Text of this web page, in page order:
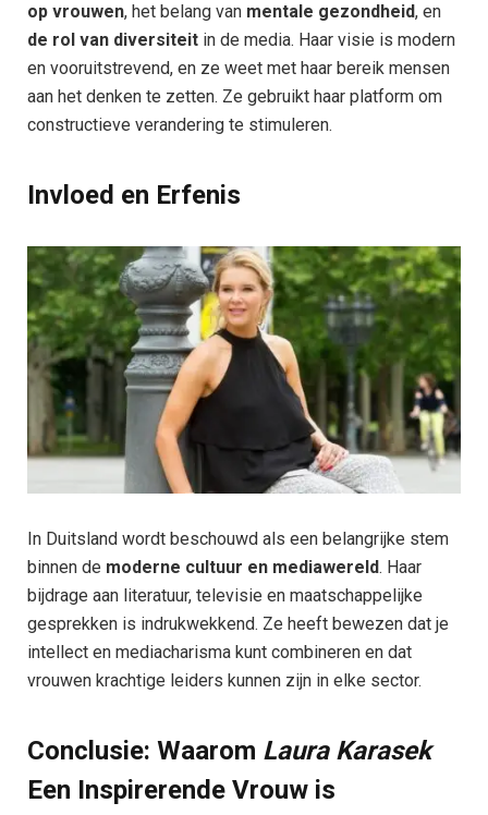
op vrouwen, het belang van mentale gezondheid, en
de rol van diversiteit in de media. Haar visie is modern
en vooruitstrevend, en ze weet met haar bereik mensen
aan het denken te zetten. Ze gebruikt haar platform om
constructieve verandering te stimuleren.
Invloed en Erfenis
In Duitsland wordt beschouwd als een belangrijke stem
binnen de moderne cultuur en mediawereld. Haar
bijdrage aan literatuur, televisie en maatschappelijke
gesprekken is indrukwekkend. Ze heeft bewezen dat je
intellect en mediacharisma kunt combineren en dat
vrouwen krachtige leiders kunnen zijn in elke sector.
Conclusie: Waarom Laura Karasek
Een Inspirerende Vrouw is